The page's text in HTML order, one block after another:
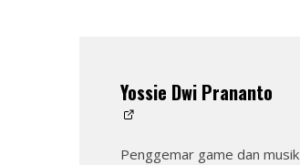
Yossie Dwi Prananto
Penggemar game dan